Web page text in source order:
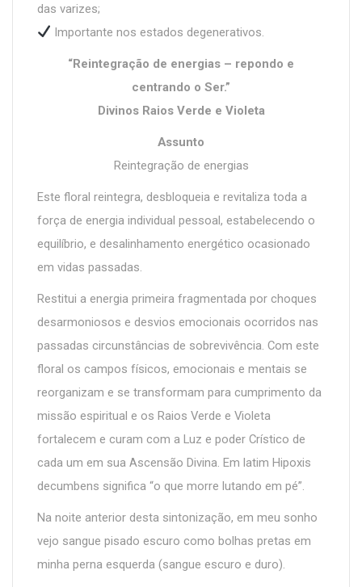
das varizes;
Importante nos estados degenerativos.
“Reintegração de energias – repondo e
centrando o Ser.”
Divinos Raios Verde e Violeta
Assunto
Reintegração de energias
Este floral reintegra, desbloqueia e revitaliza toda a
força de energia individual pessoal, estabelecendo o
equilíbrio, e desalinhamento energético ocasionado
em vidas passadas.
Restitui a energia primeira fragmentada por choques
desarmoniosos e desvios emocionais ocorridos nas
passadas circunstâncias de sobrevivência. Com este
floral os campos físicos, emocionais e mentais se
reorganizam e se transformam para cumprimento da
missão espiritual e os Raios Verde e Violeta
fortalecem e curam com a Luz e poder Crístico de
cada um em sua Ascensão Divina. Em latim Hipoxis
decumbens significa “o que morre lutando em pé”.
Na noite anterior desta sintonização, em meu sonho
vejo sangue pisado escuro como bolhas pretas em
minha perna esquerda (sangue escuro e duro).